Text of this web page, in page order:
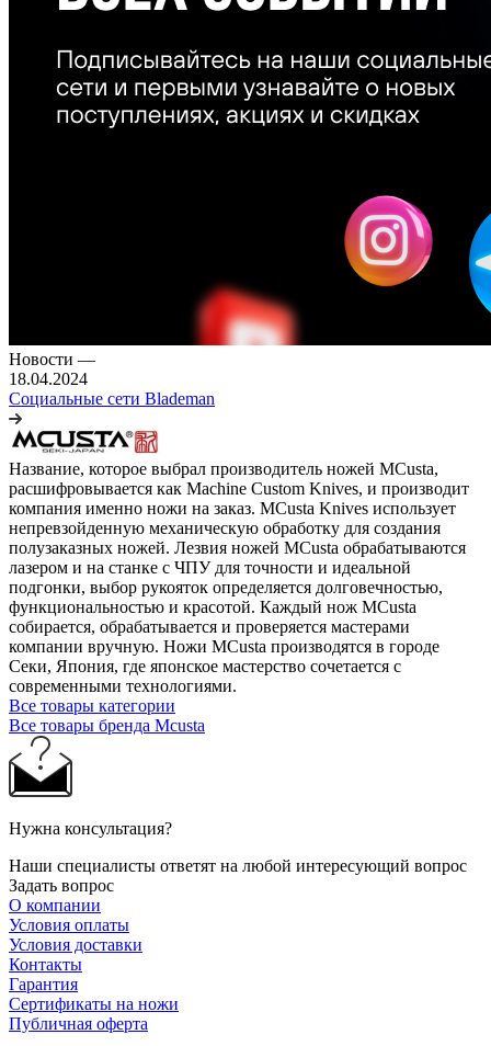
Новости —
18.04.2024
Социальные сети Blademan
Название, которое выбрал производитель ножей MCusta,
расшифровывается как Machine Custom Knives, и производит
компания именно ножи на заказ. MCusta Knives использует
непревзойденную механическую обработку для создания
полузаказных ножей. Лезвия ножей MCusta обрабатываются
лазером и на станке с ЧПУ для точности и идеальной
подгонки, выбор рукояток определяется долговечностью,
функциональностью и красотой. Каждый нож MCusta
собирается, обрабатывается и проверяется мастерами
компании вручную. Ножи MCusta производятся в городе
Секи, Япония, где японское мастерство сочетается с
современными технологиями.
Все товары категории
Все товары бренда Mcusta
Нужна консультация?
Наши специалисты ответят на любой интересующий вопрос
Задать вопрос
О компании
Условия оплаты
Условия доставки
Контакты
Гарантия
Сертификаты на ножи
Публичная оферта